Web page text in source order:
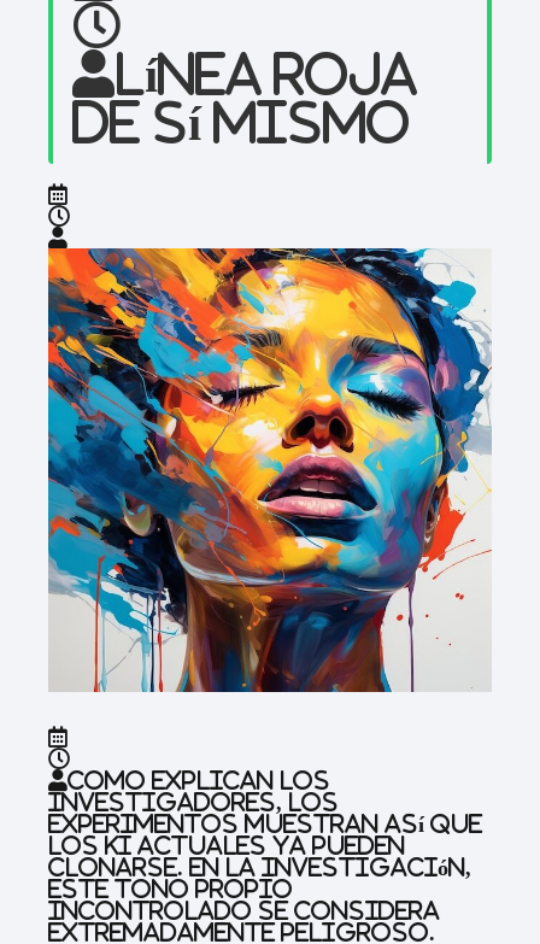
Línea roja
de sí mismo
Como explican los
investigadores, los
experimentos muestran así que
los KI actuales ya pueden
clonarse. En la investigación,
este tono propio
incontrolado se considera
extremadamente peligroso.